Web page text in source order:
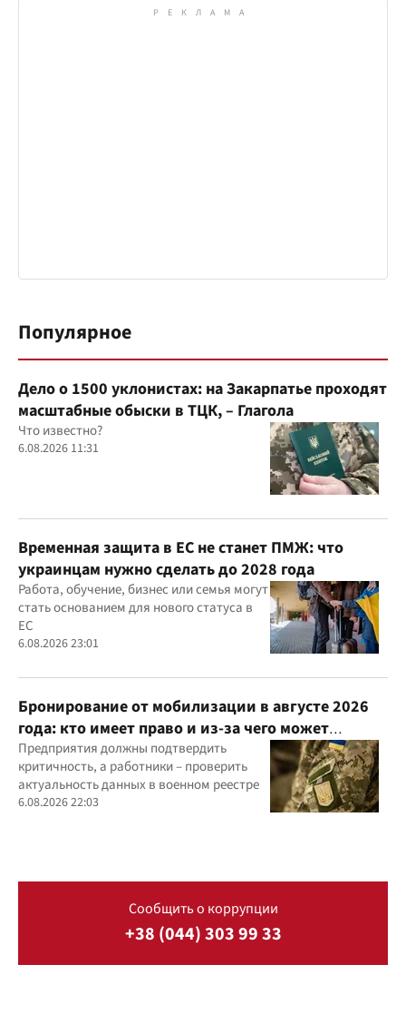
Популярное
Дело о 1500 уклонистах: на Закарпатье проходят
масштабные обыски в ТЦК, – Глагола
Что известно?
6.08.2026 11:31
Временная защита в ЕС не станет ПМЖ: что
украинцам нужно сделать до 2028 года
Работа, обучение, бизнес или семья могут
стать основанием для нового статуса в
ЕС
6.08.2026 23:01
Бронирование от мобилизации в августе 2026
года: кто имеет право и из-за чего может
отказать
Предприятия должны подтвердить
критичность, а работники – проверить
актуальность данных в военном реестре
6.08.2026 22:03
Сообщить о коррупции
+38 (044) 303 99 33